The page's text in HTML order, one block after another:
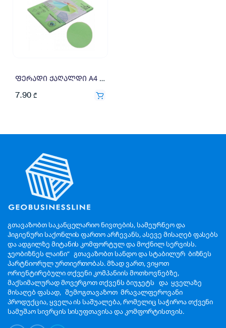
ფერადი ქაღალდი A4 80გრ 100ფ მწვანე
7.90 ₾
გთავაზობთ საკანცელარიო ნივთების, სამეურნეო და
ჰიგიენური საქონლის ფართო არჩევანს, ასევე მისაღებ ფასებს
და ადგილზე მიტანის კომფორტულ და მოქნილ სერვისს.
ჯეობიზნეს ლაინი“ გთავაზობთ სანდო და სტაბილურ ბიზნეს
პარტნიორულ ურთიერთობას. მზად ვართ, ვიყოთ
ორიენტირებული თქვენი კომპანიის მოთხოვნებზე,
მაქსიმალურად მოვერგოთ თქვენს ბიუჯეტს და ყველაზე
მისაღებ ფასად, შემოგთავაზოთ მრავალფეროვანი
პროდუქცია, ყველა ის საშუალება, რომელიც საჭიროა თქვენი
სამუშაო სივრცის სისუფთავისა და კომფორტისთვის.